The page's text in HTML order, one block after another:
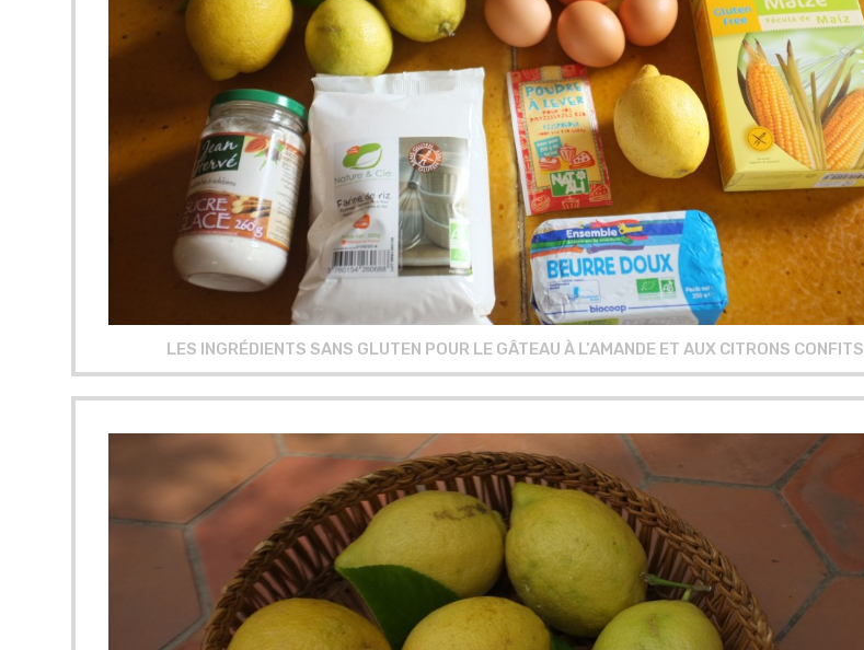
LES INGRÉDIENTS SANS GLUTEN POUR LE GÂTEAU À L’AMANDE ET AUX CITRONS CONFITS